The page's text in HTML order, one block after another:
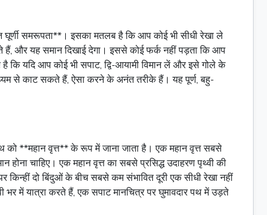
समरूपता**। इसका मतलब है कि आप कोई भी सीधी रेखा ले
और यह समान दिखाई देगा। इससे कोई फर्क नहीं पड़ता कि आप
कि यदि आप कोई भी सपाट, द्वि-आयामी विमान लें और इसे गोले के
से काट सकते हैं, ऐसा करने के अनंत तरीके हैं। यह पूर्ण, बहु-
**महान वृत्त** के रूप में जाना जाता है। एक महानवृत्तसबसे
होना चाहिए। एक महानवृत्तका सबसे प्रसिद्ध उदाहरण पृथ्वी की
दो बिंदुओं के बीच सबसे कम संभावित दूरी एक सीधी रेखा नहीं
भर में यात्रा करते हैं, एक सपाट मानचित्र पर घुमावदार पथ में उड़ते